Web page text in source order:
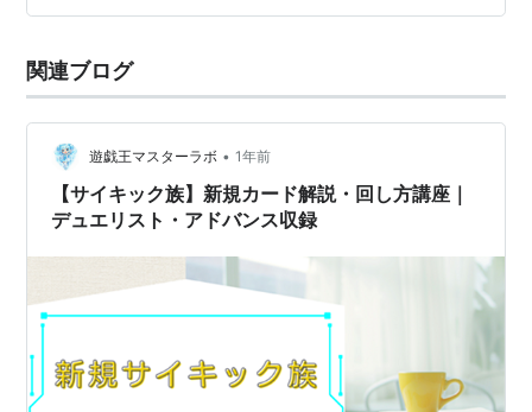
能になります。 この記事では、《無現壊収 ヌルゲイナ
ていきます。 《無現壊収 ヌルゲイナー》の解説 カード
画像の出典・引用元：【公式】…
関連ブログ
遊戯王マスターラボ • 1年前
【サイキック族】新規カード解説・回し方講座｜
デュエリスト・アドバンス収録